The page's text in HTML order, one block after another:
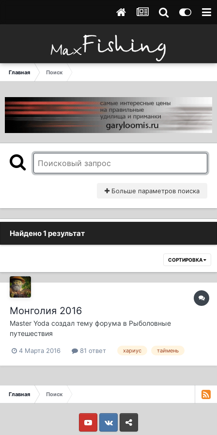
Главная Поиск
Больше параметров поиска
Найдено 1 результат
СОРТИРОВКА
Монголия 2016
Master Yoda создал тему форума в Рыболовные
путешествия
4 Марта 2016 81 ответ хариус таймень
Главная Поиск
Youtube VkontakteYandex